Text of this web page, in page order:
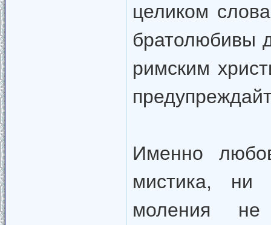
целиком
братолюбивы
римским
Именно
мистика, ни
моления не